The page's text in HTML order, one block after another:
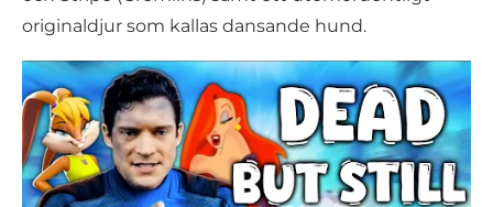
originaldjur som kallas dansande hund.